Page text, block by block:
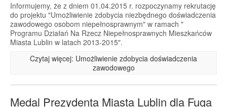
Informujemy, że z dniem 01.04.2015 r. rozpoczynamy rekrutację
do projektu "Umożliwienie zdobycia niezbędnego doświadczenia
zawodowego osobom niepełnosprawnym" w ramach "
Programu Działań Na Rzecz Niepełnosprawnych Mieszkańców
Miasta Lublin w latach 2013-2015".
Czytaj więcej: Umożliwienie zdobycia doświadczenia
zawodowego
Medal Prezydenta Miasta Lublin dla Fuga